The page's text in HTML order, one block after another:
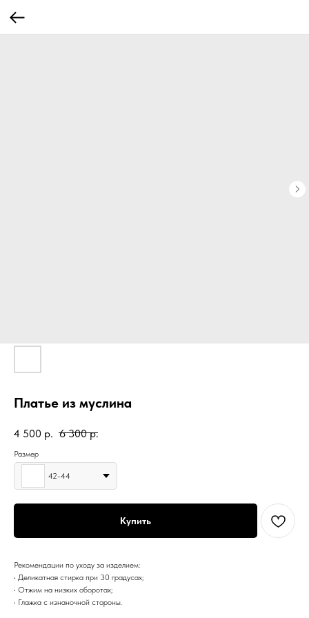
Платье из муслина
4 500 р. 6 300 р.
Размер
42-44
Купить
Рекомендации по уходу за изделием:
• Деликатная стирка при 30 градусах;
• Отжим на низких оборотах;
• Глажка с изнаночной стороны.